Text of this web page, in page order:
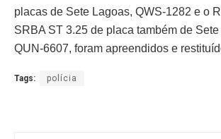
placas de Sete Lagoas, QWS-1282 e o
SRBA ST 3.25 de placa também de
QUN-6607, foram apreendidos e
Tags: polícia